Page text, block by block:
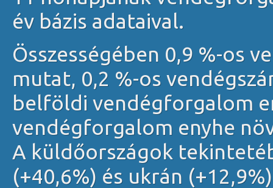
év bázis adataival.
Összességében 0,9 %-os
mutat, 0,2 %-os
belföldi vendégforgalom
vendégforgalom enyhe
A küldőországok
(+40,6%) és ukrán